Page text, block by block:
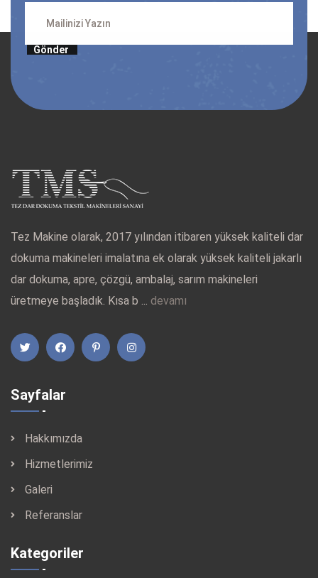
Gönder
Tez Makine olarak, 2017 yılından itibaren yüksek kaliteli dar
dokuma makineleri imalatına ek olarak yüksek kaliteli jakarlı
dar dokuma, apre, çözgü, ambalaj, sarım makineleri
üretmeye başladık. Kısa b ... devamı
Sayfalar
Hakkımızda
Hizmetlerimiz
Galeri
Referanslar
Kategoriler